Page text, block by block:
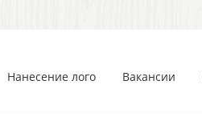
Нанесение лого Вакансии